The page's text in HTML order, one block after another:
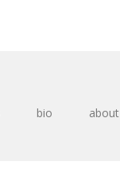
bio about